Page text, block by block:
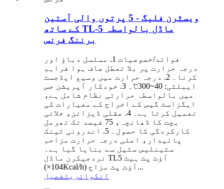
ویسٹرن فلیگ - 5 پرتوں والی آستین
کے ساتھ TL-5 ماڈل بالواسطہ
برننگ فرنس
فوائد/خصوصیات 1. مسلسل دباؤ اور
درجہ حرارت پر بلا تعطل صاف ہوا فراہم
کرنا۔ 2. درجہ حرارت میں وسیع ایڈجسٹ
ایبلٹی: 40~300℃۔ 3. خودکار آپریشن جس
میں بالواسطہ حرارتی نظام شامل ہے،
ایگزاسٹ گیس کے اخراج کے معیارات کی
تعمیل کرتا ہے۔ 4. عقلی ڈیزائن، خلائی
بچت کا ڈھانچہ، 75 فیصد تک تھرمل
کارکردگی کا حصول۔ 5. اندرونی ٹینک
پائیدار، اعلی درجہ حرارت مزاحم
سٹینلیس سٹیل سے بنایا گیا ہے۔
نردجیکرن ماڈل TL5 آؤٹ پٹ ہیٹ
(×104Kcal/h) آؤٹ پٹ مزاج...
انکوائری تفصیل